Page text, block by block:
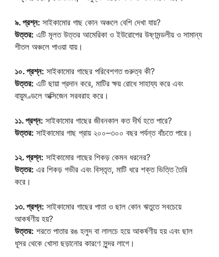
৯. প্রশ্ন: সাইকামোর গাছ কোন অঞ্চলে বেশি দেখা যায়?
উত্তর: এটি মূলত উত্তর আমেরিকা ও ইউরোপের উষ্ণমন্ডলীয় ও সামান্য
শীতল অঞ্চলে পাওয়া যায়।
১০. প্রশ্ন: সাইকামোর গাছের পরিবেশগত গুরুত্ব কী?
উত্তর: এটি ছায়া প্রদান করে, মাটির ক্ষয় রোধে সাহায্য করে এবং
বায়ুমণ্ডলে অক্সিজেন সরবরাহ করে।
১১. প্রশ্ন: সাইকামোর গাছের জীবনকাল কত দীর্ঘ হতে পারে?
উত্তর: সাইকামোর গাছ প্রায় ২০০–৩০০ বছর পর্যন্ত বাঁচতে পারে।
১২. প্রশ্ন: সাইকামোর গাছের শিকড় কেমন ধরনের?
উত্তর: এর শিকড় গভীর এবং বিস্তৃত, মাটি ধরে শক্ত ভিত্তি তৈরি
করে।
১৩. প্রশ্ন: সাইকামোর গাছের পাতা ও ছাল কোন ঋতুতে সবচেয়ে
আকর্ষণীয় হয়?
উত্তর: শরতে পাতার রঙ হলুদ বা লালচে হয়ে আকর্ষণীয় হয় এবং ছাল
ধূসর থেকে খোসা ছড়ানোর কারণে সুন্দর লাগে।